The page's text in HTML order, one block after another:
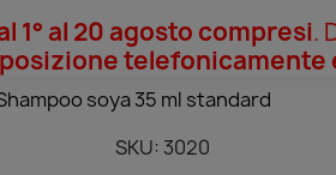
1° al 20 agosto compresi.
telefonicamente
soya 35 ml standard
SKU 3020